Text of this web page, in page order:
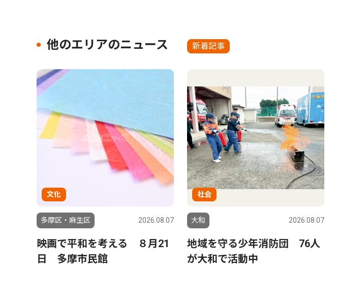
他のエリアのニュース 新着記事
文化
多摩区・麻生区 2026.08.07
映画で平和を考える ８月21
日 多摩市民館
社会
大和 2026.08.07
地域を守る少年消防団 76人
が大和で活動中